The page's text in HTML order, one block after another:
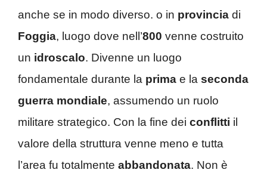
anche se in modo diverso. o in provincia di
Foggia, luogo dove nell’800 venne costruito
un idroscalo. Divenne un luogo
fondamentale durante la prima e la seconda
guerra mondiale, assumendo un ruolo
militare strategico. Con la fine dei conflitti il
valore della struttura venne meno e tutta
l’area fu totalmente abbandonata. Non è